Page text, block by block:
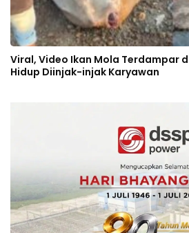
Viral, Video Ikan Mola Terdampar
Hidup Diinjak-injak Karyawan